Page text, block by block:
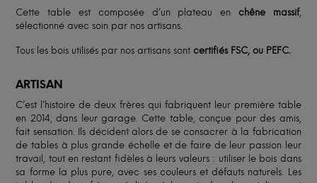
Cette table est composée d’un plateau en chêne massif,
sélectionné avec soin par nos artisans.
Tous les bois utilisés par nos artisans sontcertifiés FSC, ou PEFC.
ARTISAN
C’est l’histoire de deux frères qui fabriquent leur première table
en 2014, dans leur garage. Cette table, conçue pour des amis,
fait sensation. Ils décident alors de se consacrer à la fabrication
de tables à plus grande échelle et de faire de leur passion leur
travail, tout en restant fidèles à leurs valeurs : utiliser le bois dans
sa forme la plus pure, avec ses couleurs et défauts naturels. Les